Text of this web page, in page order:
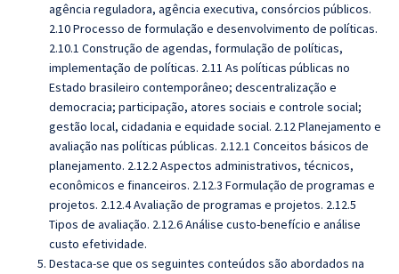
agência reguladora, agência executiva, consórcios públicos.
2.10 Processo de formulação e desenvolvimento de políticas.
2.10.1 Construção de agendas, formulação de políticas,
implementação de políticas. 2.11 As políticas públicas no
Estado brasileiro contemporâneo; descentralização e
democracia; participação, atores sociais e controle social;
gestão local, cidadania e equidade social. 2.12 Planejamento e
avaliação nas políticas públicas. 2.12.1 Conceitos básicos de
planejamento. 2.12.2 Aspectos administrativos, técnicos,
econômicos e financeiros. 2.12.3 Formulação de programas e
projetos. 2.12.4 Avaliação de programas e projetos. 2.12.5
Tipos de avaliação. 2.12.6 Análise custo-benefício e análise
custo efetividade.
Destaca-se que os seguintes conteúdos são abordados na